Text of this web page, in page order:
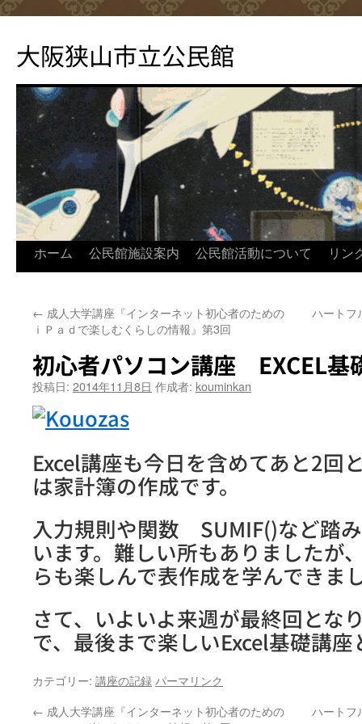
テ
ン
へ
ッ
大阪狭山市立公民館
ホーム 公民館施設案内 公民館活動について リン
← 成人大学講座『インターネット初心者のための
ｉＰａｄで楽しむくらしの情報』第3回
ハートフ
初心者パソコン講座 EXCEL
投稿日: 2014年11月8日 作成者: kouminkan
Excel講座も今日を含めてあと2回
は家計簿の作成です。
入力規則や関数 SUMIF()など踏
います。難しい所もありましたが
らも楽しんで表作成を学んできま
さて、いよいよ来週が最終回とな
で、最後まで楽しいExcel基礎講
カテゴリー: 講座の記録 パーマリンク
← 成人大学講座『インターネット初心者のための
ハートフ